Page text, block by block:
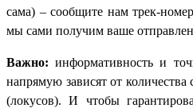
сама) – сообщите нам трек-
мы сами получим ваше
Важно: информативность и
напрямую зависят от
(локусов). И чтобы